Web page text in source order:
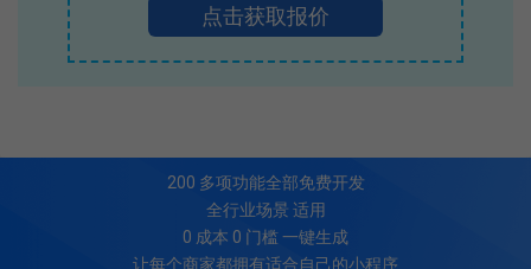
点击获取报价
200 多项功能全部免费开发
全行业场景 适用
0 成本 0 门槛 一键生成
让每个商家都拥有适合自己的小程序